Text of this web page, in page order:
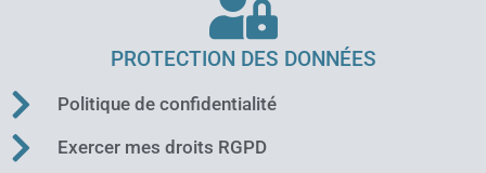
PROTECTION DES DONNÉES
Politique de confidentialité
Exercer mes droits RGPD